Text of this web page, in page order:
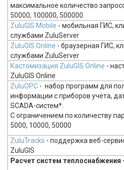
максимальное количество
50000, 100000, 500000
ZuluGIS Mobile - мобильная ГИС,
службами ZuluServer
ZuluGIS Online - браузерная ГИС,
службами ZuluServer
Кастомизация ZuluGIS Online -
ZuluGIS Online
ZuluOPC - набор программ для
информации с приборов учета,
SCADA-систем*.
С ограничением по количеству
5000, 10000, 50000
ZuluTracks - поддержка веб-
ZuluGIS
Расчет систем